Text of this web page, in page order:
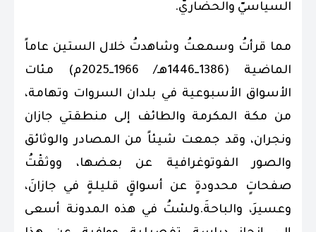
السياسيّ والحضاريّ.
مما قرأتُ وسمعتُ وشاهدتُ خلال الستين عاماً
الماضية (1386ــ1446هـ/ 1966ــ2025م) مئات
الأسواق الأسبوعية في بلدان السروات وتهامة،
من مكة المكرمة والطائف إلى منطقتي جازان
ونجران، وقد جمعت شيئاً من المصادر والوثائق
والصور الفوتوغرافية عن بعضها، ووثقْتُ
صفحاتٍ محدودةٍ عن أسواقٍ قليلةٍ في جازانَ،
وعسيرَ، والباحةَ.ولسْتُ في هذه المدونة أسعى